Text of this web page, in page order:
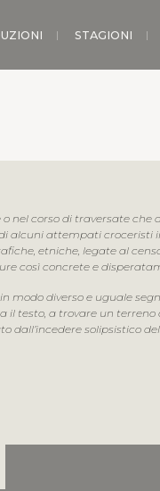
STAGIONI
nel corso di traversate
alcuni attempati croceristi
etniche, legate al
così concrete e
modo diverso e uguale
testo, a trovare un
dall’incedere solipsistico